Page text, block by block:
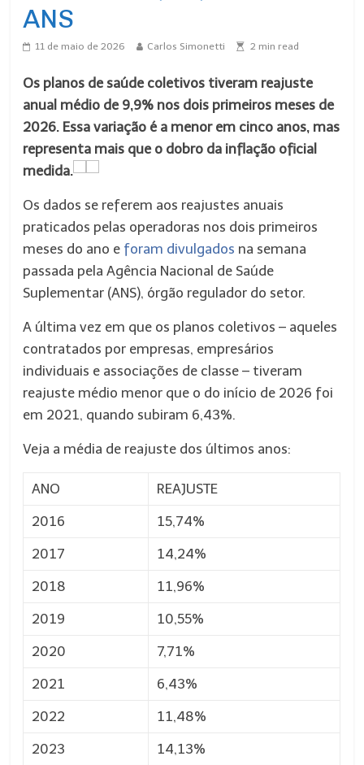
ANS
11 de maio de 2026 Carlos Simonetti 2 min read
Os planos de saúde coletivos tiveram reajuste
anual médio de 9,9% nos dois primeiros meses de
2026. Essa variação é a menor em cinco anos, mas
representa mais que o dobro da inflação oficial
medida.
Os dados se referem aos reajustes anuais
praticados pelas operadoras nos dois primeiros
meses do ano e foram divulgados na semana
passada pela Agência Nacional de Saúde
Suplementar (ANS), órgão regulador do setor.
A última vez em que os planos coletivos – aqueles
contratados por empresas, empresários
individuais e associações de classe – tiveram
reajuste médio menor que o do início de 2026 foi
em 2021, quando subiram 6,43%.
Veja a média de reajuste dos últimos anos:
ANO
REAJUSTE
2016
15,74%
2017
14,24%
2018
11,96%
2019
10,55%
2020
7,71%
2021
6,43%
2022
11,48%
2023
14,13%